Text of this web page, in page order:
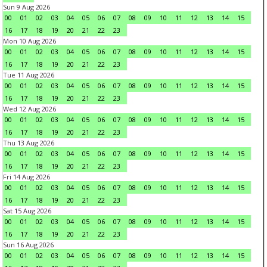
Sun 9 Aug 2026
00
01 02 03 04 05 06 07 08 09 10 11 12 13 14
15
16
17 18 19 20 21 22
23
Mon 10 Aug 2026
00
01 02 03 04 05 06 07 08 09 10 11 12 13 14
15
16
17 18 19 20 21 22
23
Tue 11 Aug 2026
00
01 02 03 04 05 06 07 08 09 10 11 12 13 14
15
16
17 18 19 20 21 22
23
Wed 12 Aug 2026
00
01 02 03 04 05 06 07 08 09 10 11 12 13 14
15
16
17 18 19 20 21 22
23
Thu 13 Aug 2026
00
01 02 03 04 05 06 07 08 09 10 11 12 13 14
15
16
17 18 19 20 21 22
23
Fri 14 Aug 2026
00
01 02 03 04 05 06 07 08 09 10 11 12 13 14
15
16
17 18 19 20 21 22
23
Sat 15 Aug 2026
00
01 02 03 04 05 06 07 08 09 10 11 12 13 14
15
16
17 18 19 20 21 22
23
Sun 16 Aug 2026
00
01 02 03 04 05 06 07 08 09 10 11 12 13 14
15